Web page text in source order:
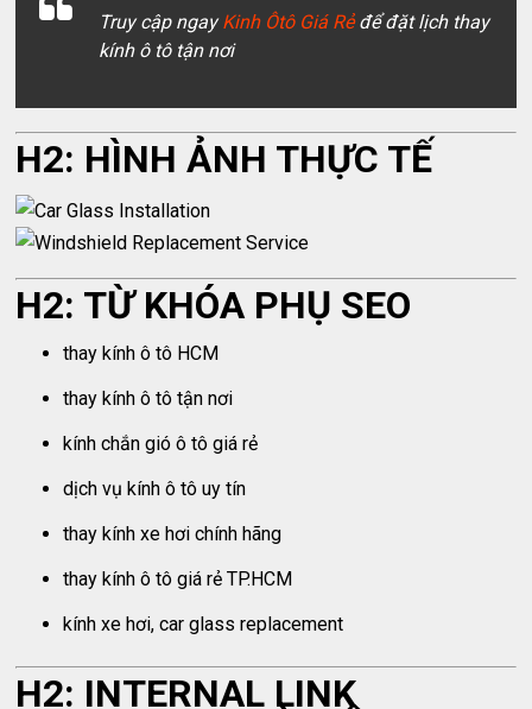
Truy cập ngayKinh Ôtô Giá Rẻđể đặt lịch thay
kính ô tô tận nơi
H2: HÌNH ẢNH THỰC TẾ
H2: TỪ KHÓA PHỤ SEO
thay kính ô tô HCM
thay kính ô tô tận nơi
kính chắn gió ô tô giá rẻ
dịch vụ kính ô tô uy tín
thay kính xe hơi chính hãng
thay kính ô tô giá rẻ TP.HCM
kính xe hơi, car glass replacement
H2: INTERNAL LINK